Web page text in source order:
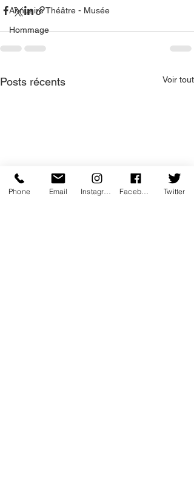
Annuaire Théâtre - Musée
Hommage
Posts récents Voir tout
Phone Email Twitter